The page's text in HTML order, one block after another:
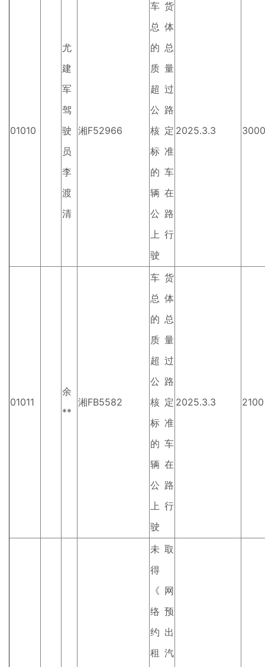
01010
尤
建
军
驾
驶
员
李
渡
清
湘F52966
车货
总体
的总
质量
超过
公路
核定
标准
的车
辆在
公路
上行
驶
2025.3.3 3000
01011
余
**
湘FB5582
车货
总体
的总
质量
超过
公路
核定
标准
的车
辆在
公路
上行
驶
2025.3.3 2100
未取
得
《网
络预
约出
租汽